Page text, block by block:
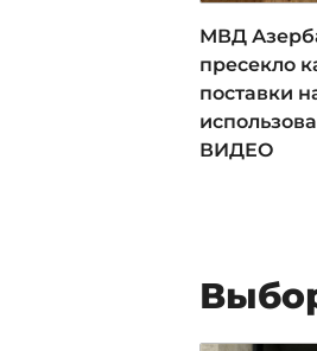
МВД
пресекло
поставки
ВИДЕО